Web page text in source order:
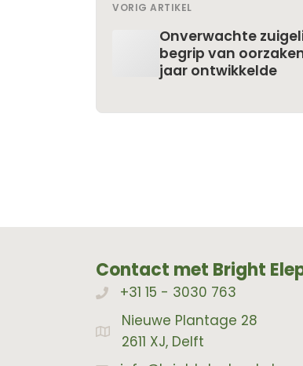
VORIG ARTIKEL
Onverwachte
begrip van
jaar ontwikkelde
Contact met Bright
Bellen met Bright Elephant
+31 15 - 3030 763
Adres Bright Elephant
Nieuwe Plantage 28
2611 XJ, Delft